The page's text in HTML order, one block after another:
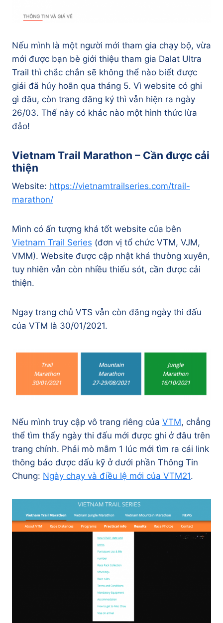
Nếu mình là một người mới tham gia chạy bộ, vừa
mới được bạn bè giới thiệu tham gia Dalat Ultra
Trail thì chắc chắn sẽ không thể nào biết được
giải đã hủy hoãn qua tháng 5. Vì website có ghi
gì đâu, còn trang đăng ký thì vẫn hiện ra ngày
26/03. Thế này có khác nào một hình thức lừa
đảo!
Vietnam Trail Marathon – Cần được cải
thiện
Website: https://vietnamtrailseries.com/trail-
marathon/
Mình có ấn tượng khá tốt website của bên
Vietnam Trail Series (đơn vị tổ chức VTM, VJM,
VMM). Website được cập nhật khá thường xuyên,
tuy nhiên vẫn còn nhiều thiếu sót, cần được cải
thiện.
Ngay trang chủ VTS vẫn còn đăng ngày thi đấu
của VTM là 30/01/2021.
Nếu mình truy cập vô trang riêng của VTM, chẳng
thể tìm thấy ngày thi đấu mới được ghi ở đâu trên
trang chính. Phải mò mẫm 1 lúc mới tìm ra cái link
thông báo được dấu kỹ ở dưới phần Thông Tin
Chung: Ngày chạy và điều lệ mới của VTM21.